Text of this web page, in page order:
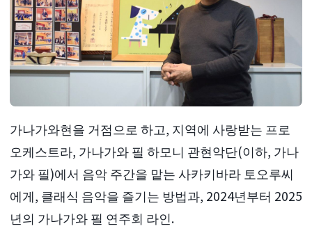
가나가와현을 거점으로 하고, 지역에 사랑받는 프로
오케스트라, 가나가와 필 하모니 관현악단(이하, 가나
가와 필)에서 음악 주간을 맡는 사카키바라 토오루씨
에게, 클래식 음악을 즐기는 방법과, 2024년부터 2025
년의 가나가와 필 연주회 라인.